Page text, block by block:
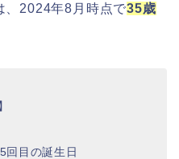
、2024年8月時点で35歳
】
回目の誕生日